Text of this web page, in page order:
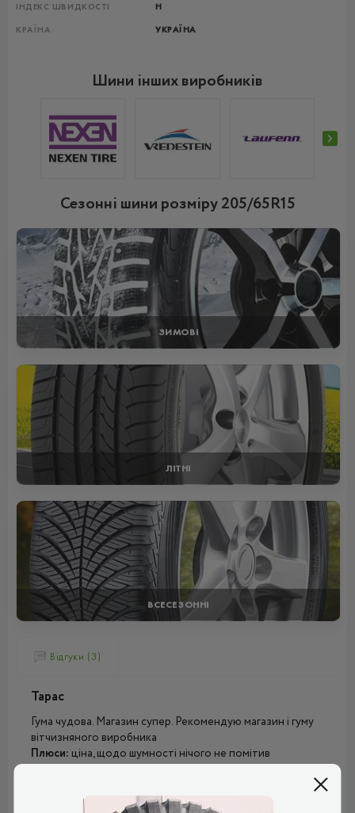
ІНДЕКС ШВИДКОСТІ H
КРАЇНА УКРАЇНА
Шини інших виробників
Сезонні шини розміру 205/65R15
ЗИМОВІ
ЛІТНІ
ВСЕСЕЗОННІ
Відгуки (3)
Тарас
Гума чудова. Магазин супер. Рекомендую магазин і гуму
вітчизняного виробника
Плюси: ціна, щодо шумності нічого не помітив
12.11.2024, 07:36